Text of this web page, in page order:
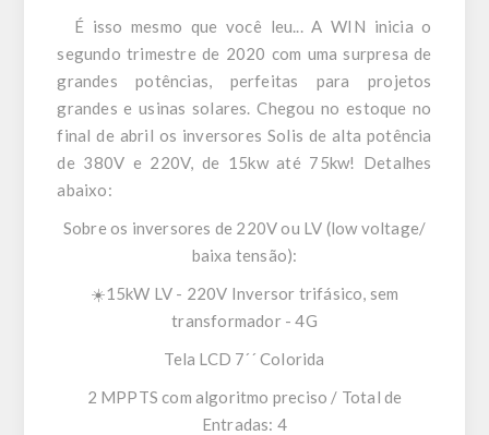
É isso mesmo que você leu... A WIN inicia o
segundo trimestre de 2020 com uma surpresa de
grandes potências, perfeitas para projetos
grandes e usinas solares. Chegou no estoque no
final de abril os inversores Solis de alta potência
de 380V e 220V, de 15kw até 75kw! Detalhes
abaixo:
Sobre os inversores de 220V ou LV (low voltage/
baixa tensão):
☀️15kW LV - 220V Inversor trifásico, sem
transformador - 4G
Tela LCD 7´´ Colorida
2 MPPTS com algoritmo preciso / Total de
Entradas: 4